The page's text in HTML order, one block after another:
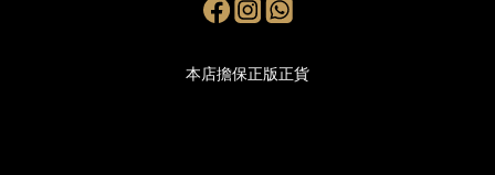
本店擔保正版正貨